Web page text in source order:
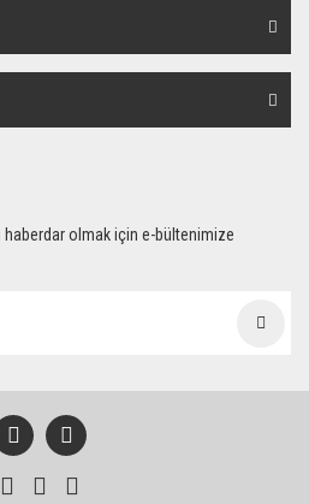
haberdar olmak için e-bültenimize